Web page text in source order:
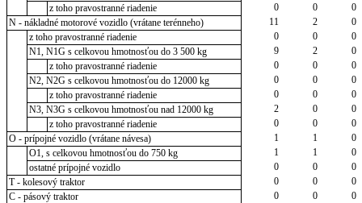
z toho pravostranné riadenie
0 0
0
N - nákladné motorové vozidlo (vrátane terénneho)
11 2
0
z toho pravostranné riadenie
0 0
0
N1, N1G s celkovou hmotnosťou do 3 500 kg
9 2
0
z toho pravostranné riadenie
0 0
0
N2, N2G s celkovou hmotnosťou do 12000 kg
0 0
0
z toho pravostranné riadenie
0 0
0
N3, N3G s celkovou hmotnosťou nad 12000 kg
2 0
0
z toho pravostranné riadenie
0 0
0
O - prípojné vozidlo (vrátane návesa)
1 1
0
O1, s celkovou hmotnosťou do 750 kg
1 1
0
ostatné prípojné vozidlo
0 0
0
T - kolesový traktor
0 0
0
C - pásový traktor
0 0
0